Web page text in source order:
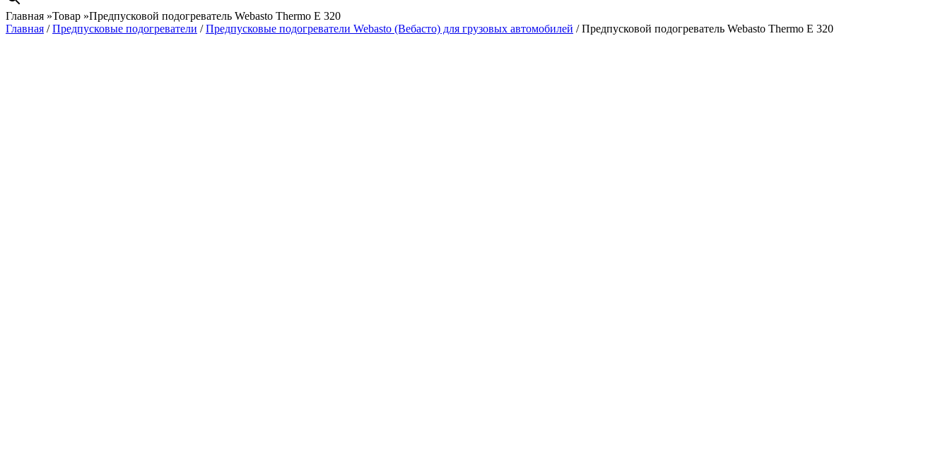
Главная »Товар »Предпусковой подогреватель Webasto Thermo E 320
Главная /Предпусковые подогреватели /Предпусковые подогреватели Webasto (Вебасто) для грузовых автомобилей / Предпусковой подогреватель Webasto Thermo E 320